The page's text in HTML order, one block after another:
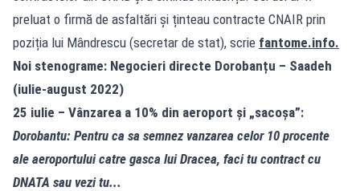
preluat o firmă de asfaltări și ținteau contracte CNAIR prin
poziția lui Mândrescu (secretar de stat), scrie fantome.info.
Noi stenograme: Negocieri directe Dorobanțu – Saadeh
(iulie-august 2022)
25 iulie – Vânzarea a 10% din aeroport și „sacoșa”:
Dorobantu: Pentru ca sa semnez vanzarea celor 10 procente
ale aeroportului catre gasca lui Dracea, faci tu contract cu
DNATA sau vezi tu...